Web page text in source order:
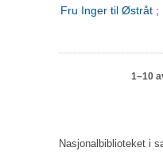
Fru Inger til Østråt ;
1–10
Nasjonalbiblioteket i